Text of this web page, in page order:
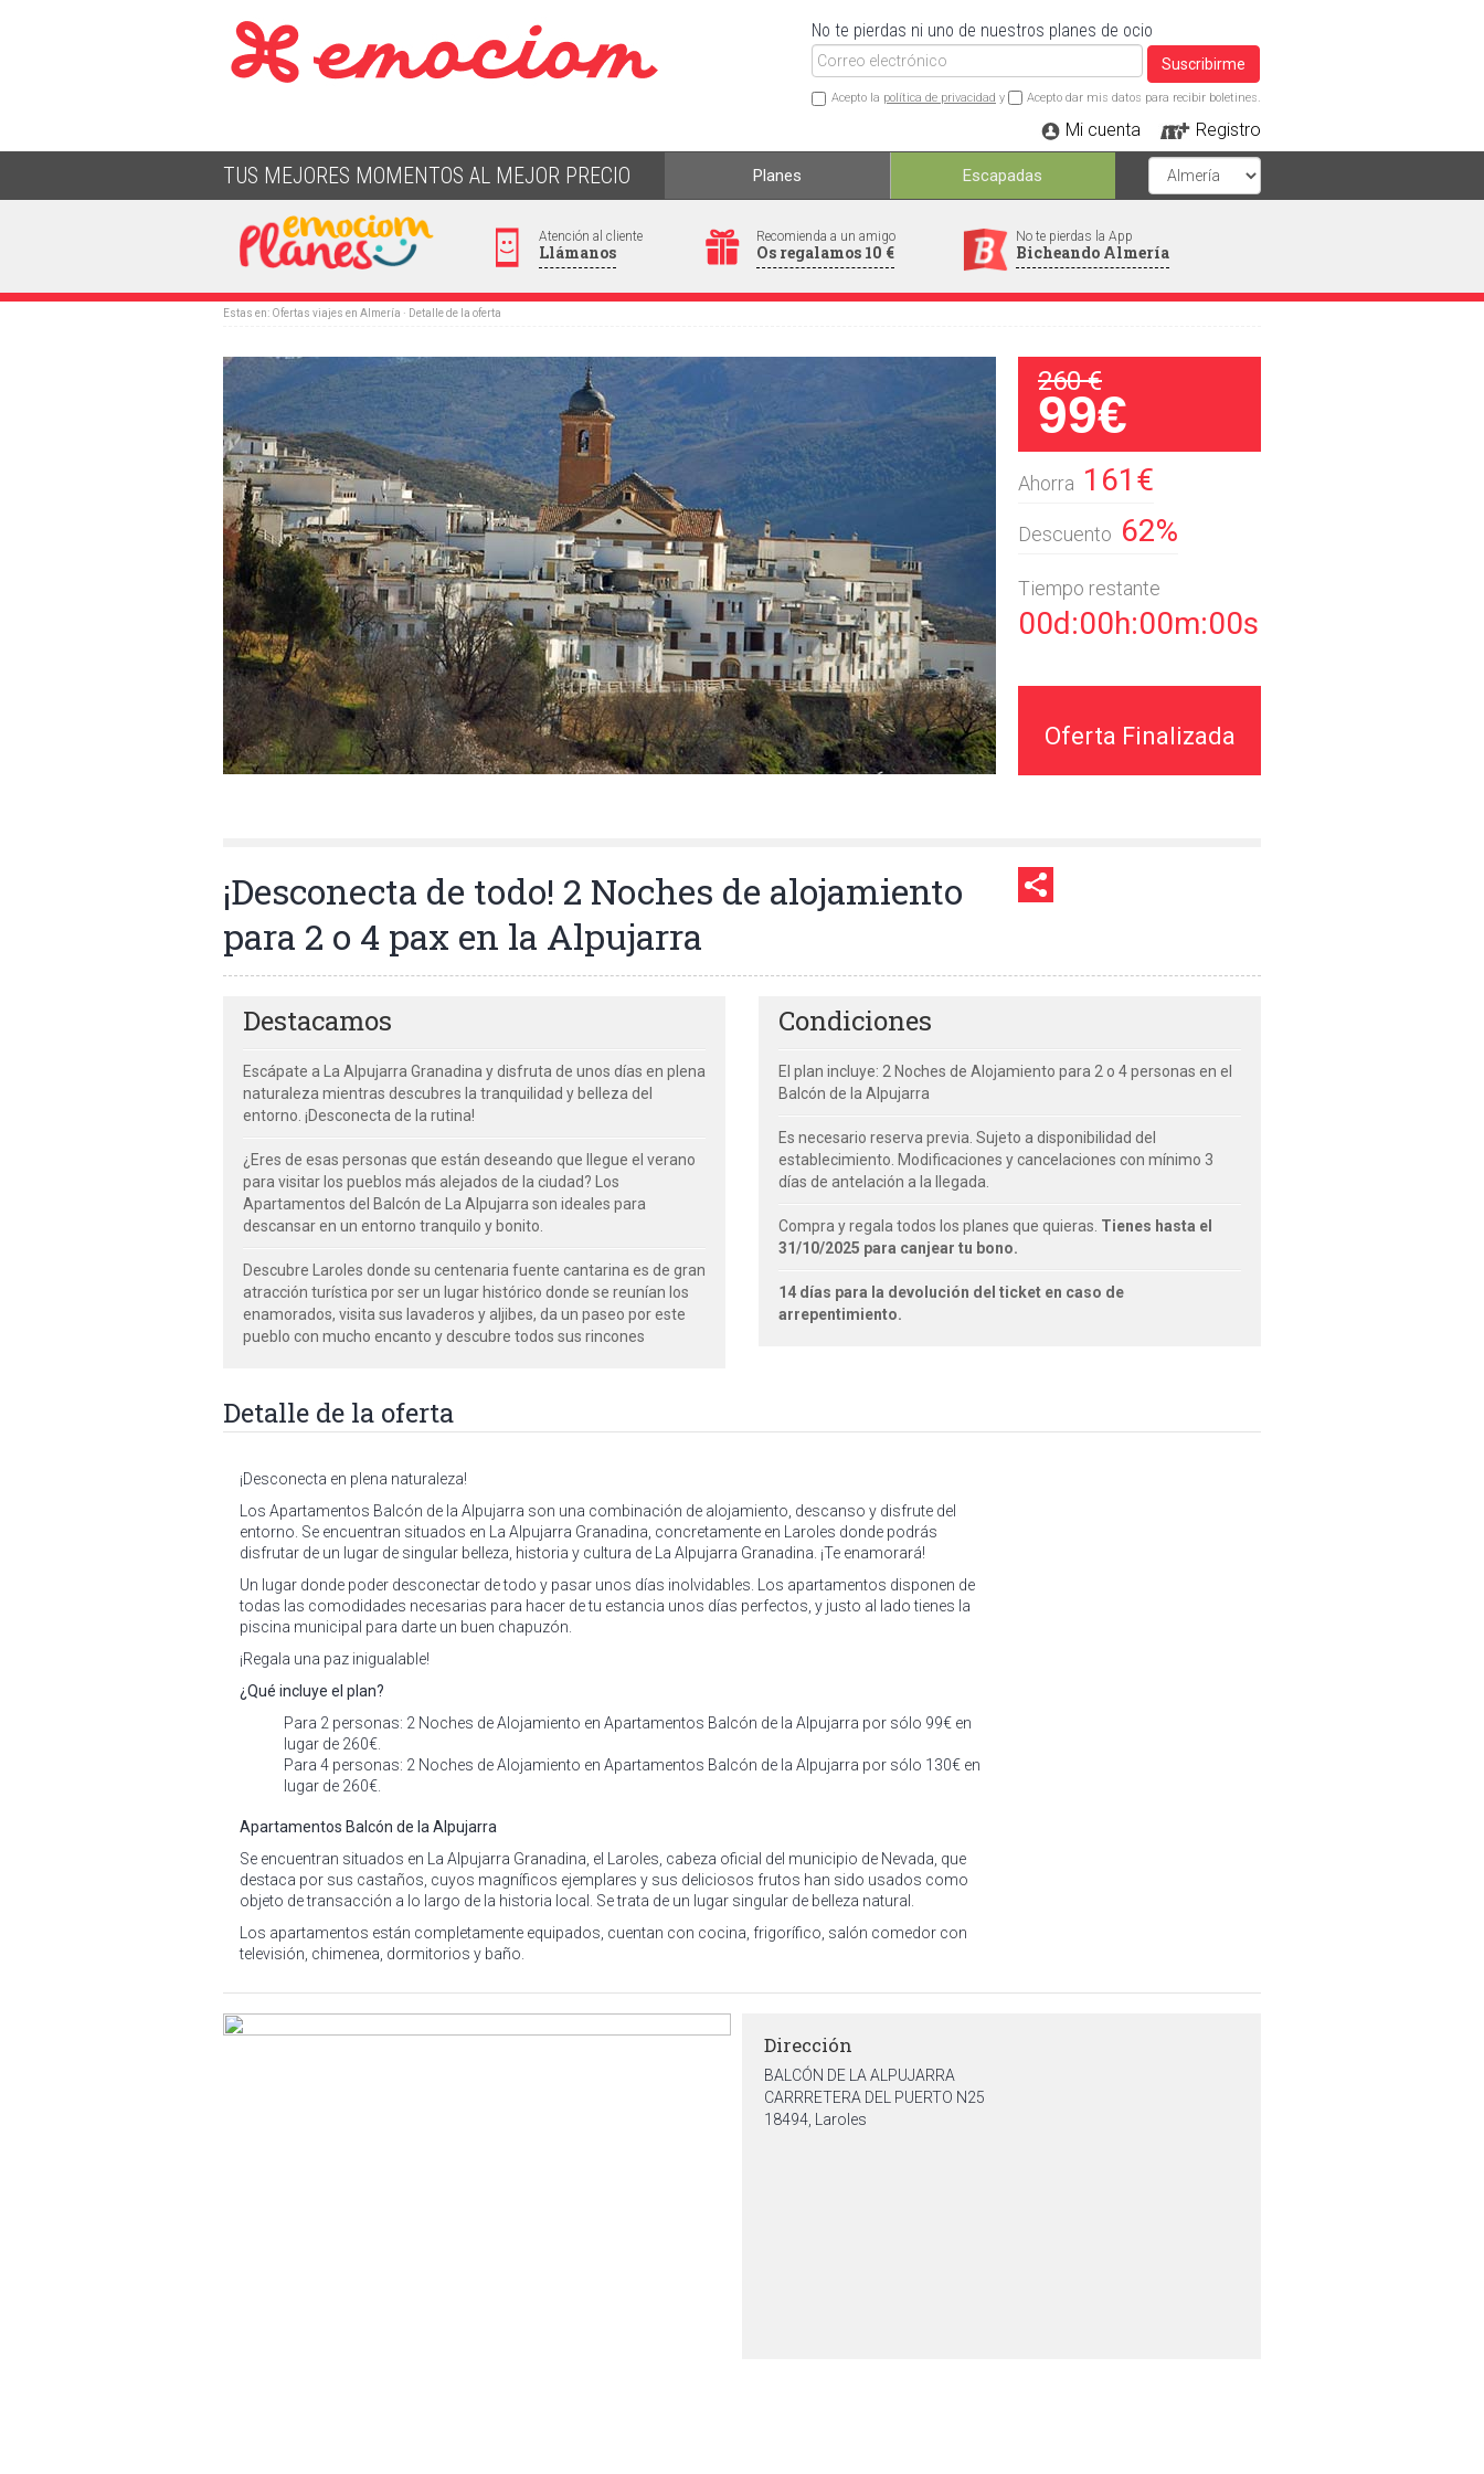
No te pierdas ni uno de nuestros planes de ocio
Suscribirme
Acepto la política de privacidad y Acepto dar mis datos para recibir boletines.
Mi cuenta Registro
TUS MEJORES MOMENTOS AL MEJOR PRECIO Planes Escapadas
Atención al cliente
Llámanos
Recomienda a un amigo
Os regalamos 10 €
No te pierdas la App
Bicheando Almería
Estas en: Ofertas viajes en Almería · Detalle de la oferta
260 €
99€
Ahorra 161€
Descuento 62%
Tiempo restante
00d:00h:00m:00s
Oferta Finalizada
¡Desconecta de todo! 2 Noches de alojamiento
para 2 o 4 pax en la Alpujarra
Destacamos
Escápate a La Alpujarra Granadina y disfruta de unos días en plena
naturaleza mientras descubres la tranquilidad y belleza del
entorno. ¡Desconecta de la rutina!
¿Eres de esas personas que están deseando que llegue el verano
para visitar los pueblos más alejados de la ciudad? Los
Apartamentos del Balcón de La Alpujarra son ideales para
descansar en un entorno tranquilo y bonito.
Descubre Laroles donde su centenaria fuente cantarina es de gran
atracción turística por ser un lugar histórico donde se reunían los
enamorados, visita sus lavaderos y aljibes, da un paseo por este
pueblo con mucho encanto y descubre todos sus rincones
Condiciones
El plan incluye: 2 Noches de Alojamiento para 2 o 4 personas en el
Balcón de la Alpujarra
Es necesario reserva previa. Sujeto a disponibilidad del
establecimiento. Modificaciones y cancelaciones con mínimo 3
días de antelación a la llegada.
Compra y regala todos los planes que quieras. Tienes hasta el
31/10/2025 para canjear tu bono.
14 días para la devolución del ticket en caso de
arrepentimiento.
Detalle de la oferta
¡Desconecta en plena naturaleza!
Los Apartamentos Balcón de la Alpujarra son una combinación de alojamiento, descanso y disfrute del
entorno. Se encuentran situados en La Alpujarra Granadina, concretamente en Laroles donde podrás
disfrutar de un lugar de singular belleza, historia y cultura de La Alpujarra Granadina. ¡Te enamorará!
Un lugar donde poder desconectar de todo y pasar unos días inolvidables. Los apartamentos disponen de
todas las comodidades necesarias para hacer de tu estancia unos días perfectos, y justo al lado tienes la
piscina municipal para darte un buen chapuzón.
¡Regala una paz inigualable!
¿Qué incluye el plan?
Para 2 personas: 2 Noches de Alojamiento en Apartamentos Balcón de la Alpujarra por sólo 99€ en
lugar de 260€.
Para 4 personas: 2 Noches de Alojamiento en Apartamentos Balcón de la Alpujarra por sólo 130€ en
lugar de 260€.
Apartamentos Balcón de la Alpujarra
Se encuentran situados en La Alpujarra Granadina, el Laroles, cabeza oficial del municipio de Nevada, que
destaca por sus castaños, cuyos magníficos ejemplares y sus deliciosos frutos han sido usados como
objeto de transacción a lo largo de la historia local. Se trata de un lugar singular de belleza natural.
Los apartamentos están completamente equipados, cuentan con cocina, frigorífico, salón comedor con
televisión, chimenea, dormitorios y baño.
Dirección
BALCÓN DE LA ALPUJARRA
CARRRETERA DEL PUERTO N25
18494, Laroles